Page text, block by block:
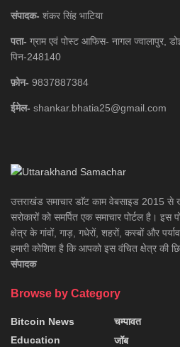
संपादक- शंकर सिंह भाटिया
पता- ग्राम एवं पोस्ट आफिस- नागल ज्वालापुर,
पिन-248140
फ़ोन- 9837887384
ईमेल- shankar.bhatia25@gmail.com
उत्तराखंड समाचार डाॅट काम वेबसाइड 2015 से
सरोकारों को समर्पित एक समाचार पोर्टल है। इस
क्षेत्र के गांवों, गाड़, गधेरों, शहरों, कस्बों और
हमारी कोशिश है कि आपको इस वंचित क्षेत्र की
संपादक
Browse by Category
Bitcoin News
Education
चम्पावत
जॉब